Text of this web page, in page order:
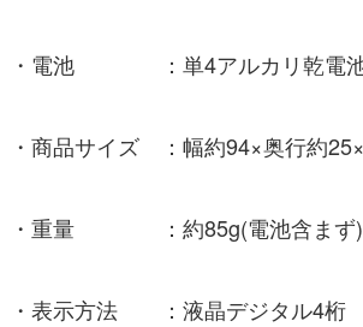
・電池 ：単4アルカリ乾電池(
・商品サイズ ：幅約94×奥行約
・重量 ：約85g(電池含まず)
・表示方法 ：液晶デジタル4桁